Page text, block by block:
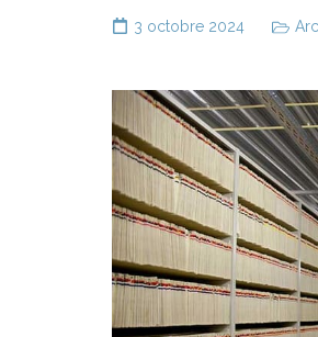
3 octobre 2024